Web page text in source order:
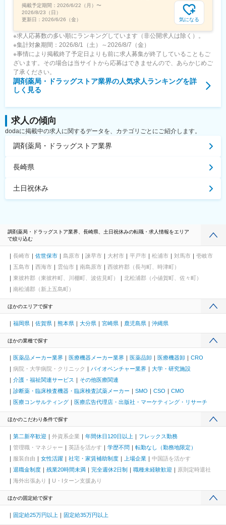
掲載予定期間： 2026/6/22（月） 〜
2026/8/23（日）
更新日： 2026/6/26（金） 気になる
※求人応募数の多い順にランキングしています（非公開求人は除く）。
※集計対象期間：2026/8/1（土）～2026/8/7（金）
※事情により掲載終了予定日よりも前に求人募集が終了していることもご
ざいます。その場合は当サイトから応募はできませんので、あらかじめご
了承ください。
調剤薬局・ドラッグストア業界の人気求人ランキングを詳
しく見る
求人の傾向
dodaに掲載中の求人に関するデータを、カテゴリごとにご紹介します。
調剤薬局・ドラッグストア業界
長崎県
土日祝休み
調剤薬局・ドラッグストア業界、長崎県、土日祝休みの転職・求人情報をエリア
で絞り込む
長崎市 佐世保市 島原市 諫早市 大村市 平戸市 松浦市 対馬市
壱岐市
五島市
西海市 雲仙市 南島原市
西彼杵郡（長与町、時津町）
東彼杵郡（東彼杵町、川棚町、波佐見町）
北松浦郡（小値賀町、佐々町）
南松浦郡（新上五島町）
ほかのエリアで探す
福岡県 佐賀県 熊本県 大分県 宮崎県 鹿児島県 沖縄県
ほかの業種で探す
医薬品メーカー業界 医療機器メーカー業界 医薬品卸 医療機器卸
CRO
病院・大学病院・クリニック
バイオベンチャー業界
大学・研究施設
介護・福祉関連サービス
その他医療関連
診断薬・臨床検査機器・臨床検査試薬メーカー
SMO CSO
CMO
医療コンサルティング
医療広告代理店・出版社・マーケティング・リサーチ
ほかのこだわり条件で探す
第二新卒歓迎 外資系企業 年間休日120日以上
フレックス勤務
管理職・マネジャー
英語を活かす 学歴不問
転勤なし（勤務地限定）
服装自由
女性活躍 社宅・家賃補助制度 上場企業
中国語を活かす
退職金制度
残業20時間未満 完全週休2日制 職種未経験歓迎
原則定時退社
海外出張あり
U・Iターン支援あり
ほかの固定給で探す
固定給25万円以上 固定給35万円以上